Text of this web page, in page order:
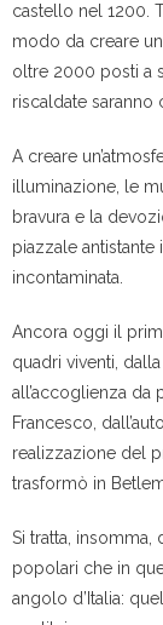
castello nel 1200.
modo da creare
oltre 2000 posti a
riscaldate saranno
A creare
illuminazione, le
bravura e la
piazzale
incontaminata.
Ancora oggi il
quadri viventi,
all’accoglienza da
Francesco,
realizzazione del
trasformò in
Si tratta,
popolari che in
angolo d’Italia: